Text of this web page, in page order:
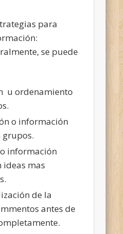
para
se puede
u ordenamiento
o información
grupos.
información
mas
de la
antes de